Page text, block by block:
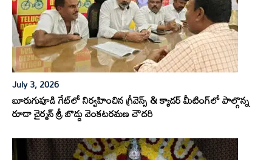
July 3, 2026
బూరుగుపూడి గేట్‌లో నిర్వహించిన గ్రీవెన్స్ & క్యాడర్ మీటింగ్‌లో పాల్గొన్న
రూడా చైర్మన్ శ్రీ బొడ్డు వెంకటరమణ చౌదరి